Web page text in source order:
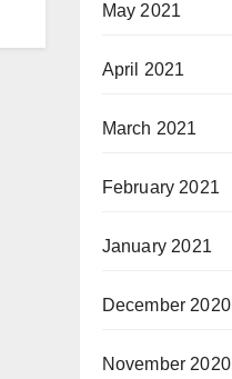
May 2021
April 2021
March 2021
February 2021
January 2021
December 2020
November 2020